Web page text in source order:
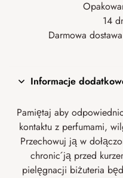
14
Darmowa
Informacje
Pamiętaj aby
kontaktu z perfumami,
Przechowuj ją w
chronić ją przed
pielęgnacji biżuteria